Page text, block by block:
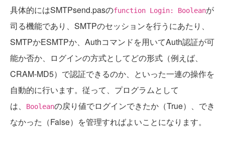
具体的にはSMTPsend.pasのfunction Login: Booleanが
司る機能であり、SMTPのセッションを行うにあたり、
SMTPかESMTPか、Authコマンドを用いてAuth認証が可
能か否か、ログインの方式としてどの形式（例えば、
CRAM-MD5）で認証できるのか、といった一連の操作を
自動的に行います。従って、プログラムとして
は、
Booleanの戻り値でログインできたか（True）、でき
なかった（False）を管理すればよいことになります。